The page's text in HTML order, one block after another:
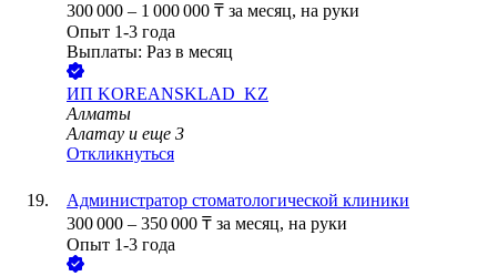
300 000 – 1 000 000 ₸ за месяц, на руки
Опыт 1-3 года
Выплаты: Раз в месяц
ИП KOREANSKLAD_KZ
Алматы
Алатау и еще 3
Откликнуться
Администратор стоматологической клиники
300 000 – 350 000 ₸ за месяц, на руки
Опыт 1-3 года